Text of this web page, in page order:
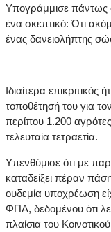
Υπογράμμισε πάντως
ένα σκεπτικό: Ότι
ένας δανειολήπτης
Ιδιαίτερα
τοποθέτησή του για
περίπου 1.200
τελευταία τετραετία.
Υπενθύμισε ότι με
καταδείξει πέραν
ουδεμία υποχρέωση
ΦΠΑ, δεδομένου ότι
πλαίσια του